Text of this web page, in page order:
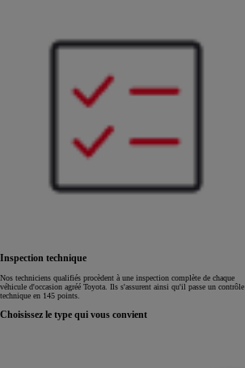
Inspection technique
Nos techniciens qualifiés procèdent à une inspection complète de chaque
véhicule d'occasion agréé Toyota. Ils s'assurent ainsi qu'il passe un contrôle
technique en 145 points.
Choisissez le type qui vous convient